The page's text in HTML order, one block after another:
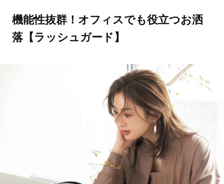
ママとパパに贈る「ジェンダーレ
人気の40代髪型・ヘア
タログ
機能性抜群！オフィスでも役立つお洒
落【ラッシュガード】